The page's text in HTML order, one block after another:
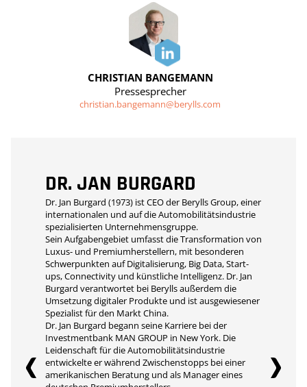
CHRISTIAN BANGEMANN
Pressesprecher
christian.bangemann@berylls.com
DR. JAN BURGARD
Dr. Jan Burgard (1973) ist CEO der Berylls Group, einer
internationalen und auf die Automobilitätsindustrie
spezialisierten Unternehmensgruppe.
Sein Aufgabengebiet umfasst die Transformation von
Luxus- und Premiumherstellern, mit besonderen
Schwerpunkten auf Digitalisierung, Big Data, Start-
ups, Connectivity und künstliche Intelligenz. Dr. Jan
Burgard verantwortet bei Berylls außerdem die
Umsetzung digitaler Produkte und ist ausgewiesener
Spezialist für den Markt China.
Dr. Jan Burgard begann seine Karriere bei der
Investmentbank MAN GROUP in New York. Die
Leidenschaft für die Automobilitätsindustrie
entwickelte er während Zwischenstopps bei einer
amerikanischen Beratung und als Manager eines